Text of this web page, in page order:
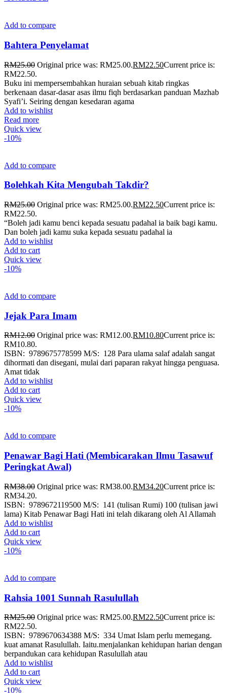
Add to compare
Bahtera Penyelamat
RM25.00 Original price was: RM25.00.RM22.50Current price is:
RM22.50.
Buku ini mempersembahkan huraian sebuah kitab ringkas
berkenaan dasar-dasar asas ilmu fiqh berdasarkan panduan Mazhab
Syafi’i. Seiring dengan kesedaran agama
Add to wishlist
Read more
Quick view
-10%
Add to compare
Bolehkah Kita Mengubah Takdir?
RM25.00 Original price was: RM25.00.RM22.50Current price is:
RM22.50.
“Boleh jadi kamu benci kepada sesuatu padahal ia baik bagi kamu.
Dan boleh jadi kamu suka kepada sesuatu padahal ia
Add to wishlist
Add to cart
Quick view
-10%
Add to compare
Jejak Para Imam
RM12.00 Original price was: RM12.00.RM10.80Current price is:
RM10.80.
ISBN: 9789675778599 M/S: 128 Para ulama salaf adalah sangat
dihormati dan disegani, mulai dari paparan rakyat hingga penguasa.
Amat tidak
Add to wishlist
Add to cart
Quick view
-10%
Add to compare
Penawar Bagi Hati (Membicarakan Ilmu Tasawuf
Peringkat Awal)
RM38.00 Original price was: RM38.00.RM34.20Current price is:
RM34.20.
ISBN: 9789672119500 M/S: 141 (tulisan Rumi) 100 (tulisan jawi
lama) Kitab Penawar Bagi Hati ini telah dikarang oleh Al Allamah
Add to wishlist
Add to cart
Quick view
-10%
Add to compare
Rahsia 1001 Sunnah Rasulullah
RM25.00 Original price was: RM25.00.RM22.50Current price is:
RM22.50.
ISBN: 9789670634388 M/S: 334 Umat Islam perlu memegang.
kuat amanat Rasulullah. Iaitu.menjalankan kehidupan harian dengan
berpandukan cara kehidupan Rasulullah atau
Add to wishlist
Add to cart
Quick view
-10%